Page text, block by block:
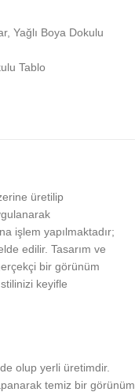
, Yağlı Boya Dokulu
Tablo
üretilip
işlem yapılmaktadır;
edilir. Tasarım ve
bir görünüm
keyifle
olup yerli üretimdir.
temiz bir görünüm